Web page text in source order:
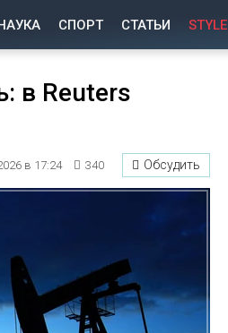
СПОРТ СТАТЬИ STYLE
в Reuters
в 17:24 340 Обсудить